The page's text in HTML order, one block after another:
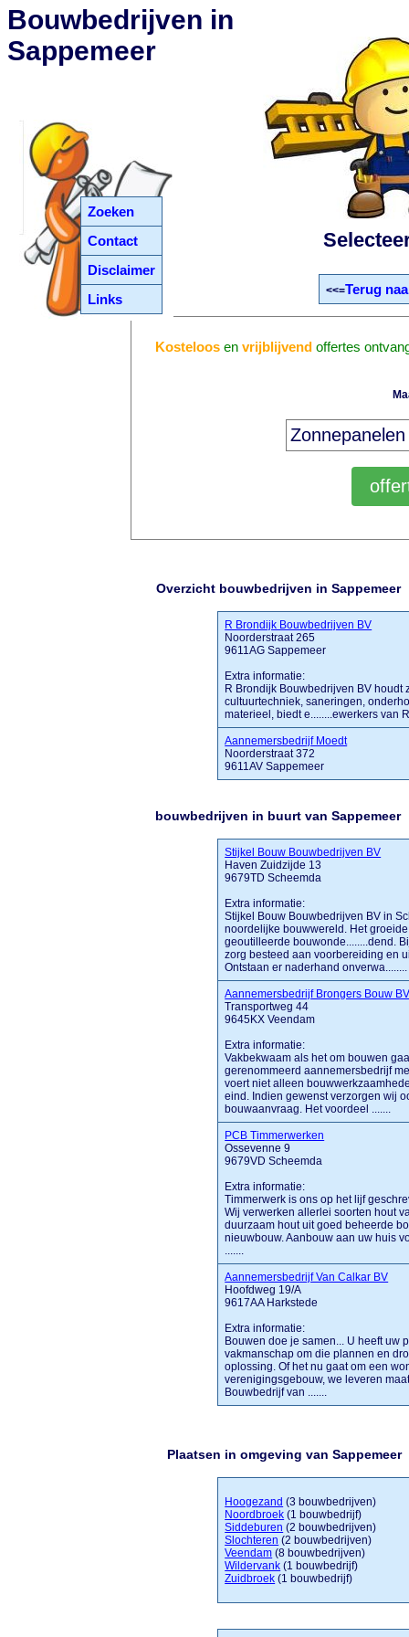
Zoeken
Contact
Disclaimer
Links
Bouwbedrijven in
Sappemeer
<<=Terug
Kosteloos envrijblijvend offertes
Overzicht bouwbedrijven in Sappemeer
R Brondijk Bouwbedrijven BV
Noorderstraat 265
9611AG Sappemeer
Extra informatie:
R Brondijk Bouwbedrijven BV houdt
cultuurtechniek, saneringen,
materieel, biedt e........ewerkers van
Aannemersbedrijf Moedt
Noorderstraat 372
9611AV Sappemeer
bouwbedrijven in buurt van Sappemeer
Stijkel Bouw Bouwbedrijven BV
Haven Zuidzijde 13
9679TD Scheemda
Extra informatie:
Stijkel Bouw Bouwbedrijven BV in
noordelijke bouwwereld. Het
geoutilleerde bouwonde........dend.
zorg besteed aan voorbereiding en
Ontstaan er naderhand onverwa........
Aannemersbedrijf Brongers Bouw
Transportweg 44
9645KX Veendam
Extra informatie:
Vakbekwaam als het om bouwen
gerenommeerd aannemersbedrijf
voert niet alleen
eind. Indien gewenst verzorgen wij
bouwaanvraag. Het voordeel .......
PCB Timmerwerken
Ossevenne 9
9679VD Scheemda
Extra informatie:
Timmerwerk is ons op het lijf
Wij verwerken allerlei soorten hout
duurzaam hout uit goed beheerde
nieuwbouw. Aanbouw aan uw huis
.......
Aannemersbedrijf Van Calkar BV
Hoofdweg 19/A
9617AA Harkstede
Extra informatie:
Bouwen doe je samen... U heeft uw
vakmanschap om die plannen en
oplossing. Of het nu gaat om een
verenigingsgebouw, we leveren
Bouwbedrijf van .......
Plaatsen in omgeving van Sappemeer
Hoogezand (3 bouwbedrijven)
Noordbroek (1 bouwbedrijf)
Siddeburen (2 bouwbedrijven)
Slochteren (2 bouwbedrijven)
Veendam (8 bouwbedrijven)
Wildervank (1 bouwbedrijf)
Zuidbroek (1 bouwbedrijf)